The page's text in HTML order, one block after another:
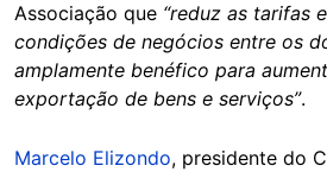
Associação que “reduz as tarifas
condições de negócios entre os
amplamente benéfico para
exportação de bens e serviços”.
Marcelo Elizondo, presidente do